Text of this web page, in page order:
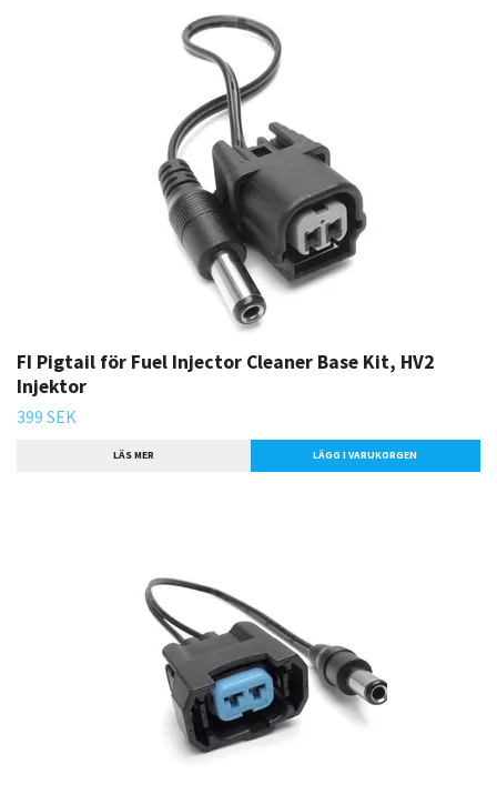
FI Pigtail för Fuel Injector Cleaner Base Kit, HV2
Injektor
399 SEK
LÄS MER